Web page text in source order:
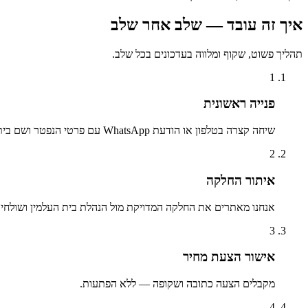
איך זה עובד — שלב אחר שלב
תהליך פשוט, שקוף ומלווה בעדכונים בכל שלב.
1
פנייה ראשונית
שיחה קצרה בטלפון או הודעת WhatsApp עם פרטי הנפטר ושם בית העלמין.
2
איתור החלקה
אנחנו מאתרים את החלקה המדויקת מול הנהלת בית העלמין
3
אישור הצעת מחיר
מקבלים הצעה כתובה ושקופה — ללא הפתעות.